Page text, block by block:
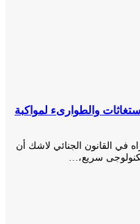
والطوارىء لمواكبة
القانون الجنائي لاشك أن
سريع،…